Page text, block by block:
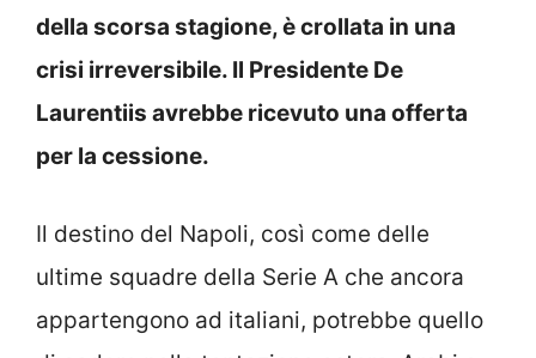
della scorsa stagione, è crollata in una
crisi irreversibile. Il Presidente De
Laurentiis avrebbe ricevuto una offerta
per la cessione.
Il destino del Napoli, così come delle
ultime squadre della Serie A che ancora
appartengono ad italiani, potrebbe quello